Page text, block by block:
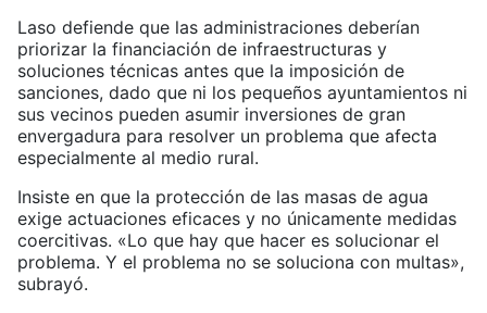
Laso defiende que las administraciones deberían
priorizar la financiación de infraestructuras y
soluciones técnicas antes que la imposición de
sanciones, dado que ni los pequeños ayuntamientos ni
sus vecinos pueden asumir inversiones de gran
envergadura para resolver un problema que afecta
especialmente al medio rural.
Insiste en que la protección de las masas de agua
exige actuaciones eficaces y no únicamente medidas
coercitivas. «Lo que hay que hacer es solucionar el
problema. Y el problema no se soluciona con multas»,
subrayó.